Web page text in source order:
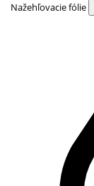
Nažehľovacie fólie